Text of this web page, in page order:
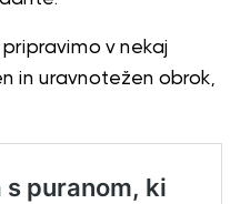
pripravimo v nekaj
in uravnotežen obrok,